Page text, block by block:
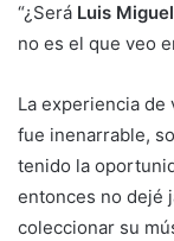
“¿Será Luis Miguel
no es el que veo
La experiencia de
fue inenarrable,
tenido la
entonces no dejé
coleccionar su